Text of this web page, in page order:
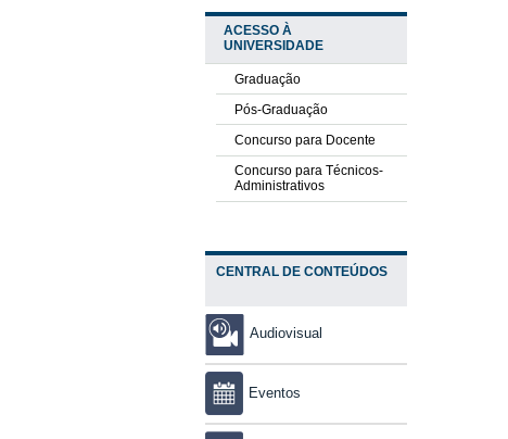
ACESSO À
UNIVERSIDADE
Graduação
Pós-Graduação
Concurso para Docente
Concurso para Técnicos-
Administrativos
CENTRAL DE CONTEÚDOS
Audiovisual
Eventos